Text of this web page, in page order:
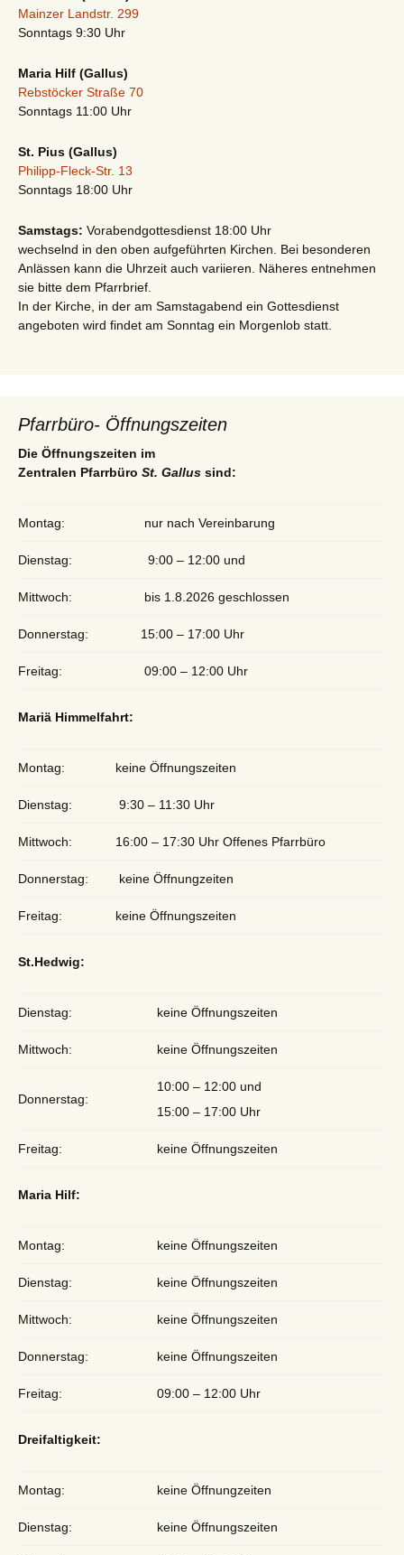
Mainzer Landstr. 299
Sonntags 9:30 Uhr
Maria Hilf (Gallus)
Rebstöcker Straße 70
Sonntags 11:00 Uhr
St. Pius (Gallus)
Philipp-Fleck-Str. 13
Sonntags 18:00 Uhr
Samstags: Vorabendgottesdienst 18:00 Uhr
wechselnd in den oben aufgeführten Kirchen. Bei besonderen
Anlässen kann die Uhrzeit auch variieren. Näheres entnehmen
sie bitte dem Pfarrbrief.
In der Kirche, in der am Samstagabend ein Gottesdienst
angeboten wird findet am Sonntag ein Morgenlob statt.
Pfarrbüro- Öffnungszeiten
Die Öffnungszeiten im
Zentralen Pfarrbüro St. Gallus sind:
Montag: nur nach Vereinbarung
Dienstag: 9:00 – 12:00 und
Mittwoch: bis 1.8.2026 geschlossen
Donnerstag: 15:00 – 17:00 Uhr
Freitag: 09:00 – 12:00 Uhr
Mariä Himmelfahrt:
Montag: keine Öffnungszeiten
Dienstag: 9:30 – 11:30 Uhr
Mittwoch: 16:00 – 17:30 Uhr Offenes Pfarrbüro
Donnerstag: keine Öffnungzeiten
Freitag: keine Öffnungszeiten
St.Hedwig:
Dienstag: keine Öffnungszeiten
Mittwoch: keine Öffnungszeiten
Donnerstag:
10:00 – 12:00 und
15:00 – 17:00 Uhr
Freitag: keine Öffnungszeiten
Maria Hilf:
Montag: keine Öffnungszeiten
Dienstag: keine Öffnungszeiten
Mittwoch: keine Öffnungszeiten
Donnerstag: keine Öffnungszeiten
Freitag: 09:00 – 12:00 Uhr
Dreifaltigkeit:
Montag: keine Öffnungzeiten
Dienstag: keine Öffnungszeiten